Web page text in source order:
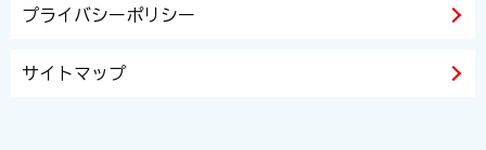
プライバシーポリシー
サイトマップ